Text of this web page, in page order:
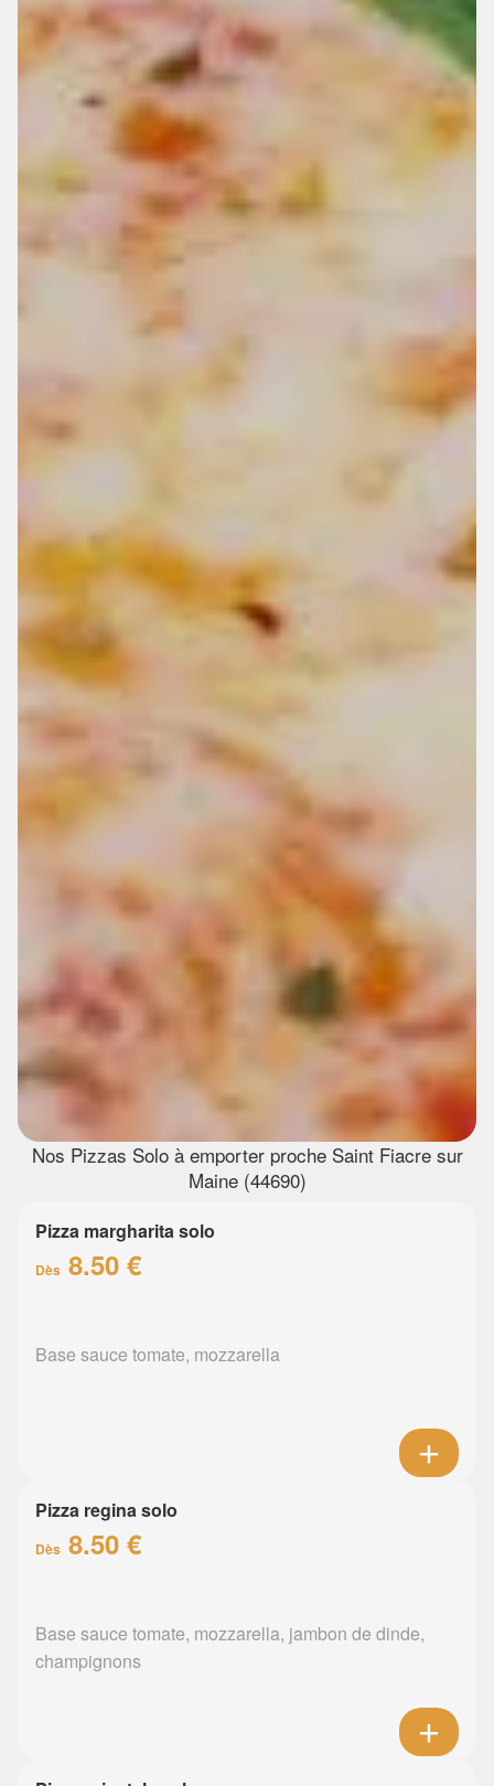
Nos Pizzas Solo à emporter proche Saint Fiacre sur
Maine (44690)
Pizza margharita solo
Dès 8.50 €
Base sauce tomate, mozzarella
Pizza regina solo
Dès 8.50 €
Base sauce tomate, mozzarella, jambon de dinde,
champignons